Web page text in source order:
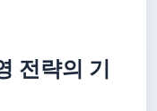
전략의 기